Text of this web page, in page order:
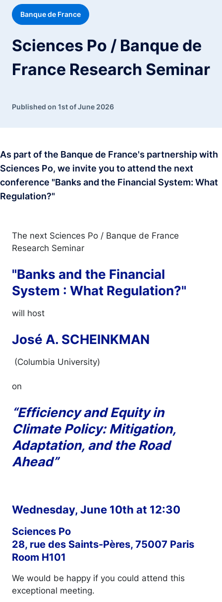
Banque de France
Sciences Po / Banque de
France Research Seminar
Published on 1st of June 2026
As part of the Banque de France's partnership with
Sciences Po, we invite you to attend the next
conference "Banks and the Financial System: What
Regulation?"
The next Sciences Po / Banque de France
Research Seminar
"Banks and the Financial
System : What Regulation?"
will host
José A. SCHEINKMAN
(Columbia University)
on
“Efficiency and Equity in
Climate Policy: Mitigation,
Adaptation, and the Road
Ahead”
Wednesday, June 10th at 12:30
Sciences Po
28, rue des Saints-Pères, 75007 Paris
Room H101
We would be happy if you could attend this
exceptional meeting.